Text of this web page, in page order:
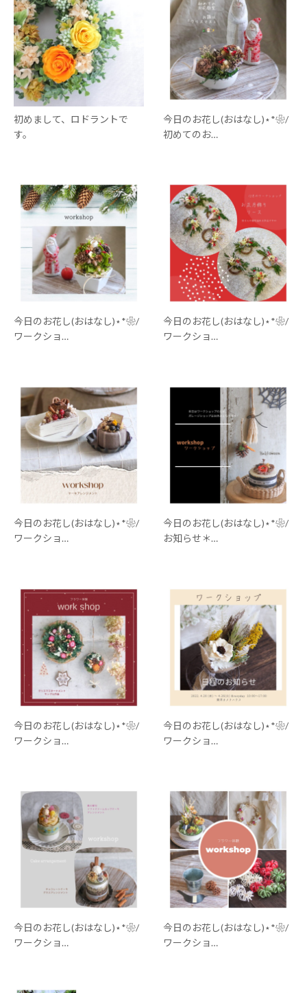
初めまして、ロドラントで
す。
今日のお花し(おはなし)⋆*❀/
初めてのお…
今日のお花し(おはなし)⋆*❀/
ワークショ…
今日のお花し(おはなし)⋆*❀/
ワークショ…
今日のお花し(おはなし)⋆*❀/
ワークショ…
今日のお花し(おはなし)⋆*❀/
お知らせ＊…
今日のお花し(おはなし)⋆*❀/
ワークショ…
今日のお花し(おはなし)⋆*❀/
ワークショ…
今日のお花し(おはなし)⋆*❀/
ワークショ…
今日のお花し(おはなし)⋆*❀/
ワークショ…